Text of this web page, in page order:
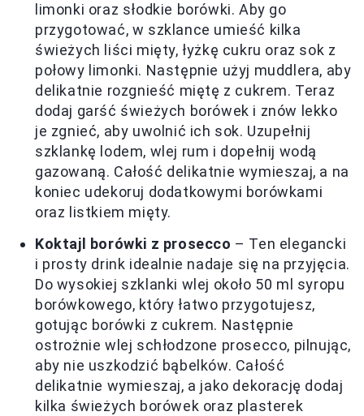
limonki oraz słodkie borówki. Aby go
przygotować, w szklance umieść kilka
świeżych liści mięty, łyżkę cukru oraz sok z
połowy limonki. Następnie użyj muddlera, aby
delikatnie rozgnieść miętę z cukrem. Teraz
dodaj garść świeżych borówek i znów lekko
je zgnieć, aby uwolnić ich sok. Uzupełnij
szklankę lodem, wlej rum i dopełnij wodą
gazowaną. Całość delikatnie wymieszaj, a na
koniec udekoruj dodatkowymi borówkami
oraz listkiem mięty.
Koktajl borówki z prosecco – Ten elegancki
i prosty drink idealnie nadaje się na przyjęcia.
Do wysokiej szklanki wlej około 50 ml syropu
borówkowego, który łatwo przygotujesz,
gotując borówki z cukrem. Następnie
ostrożnie wlej schłodzone prosecco, pilnując,
aby nie uszkodzić bąbelków. Całość
delikatnie wymieszaj, a jako dekorację dodaj
kilka świeżych borówek oraz plasterek